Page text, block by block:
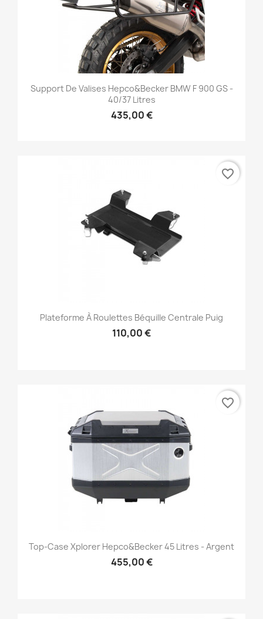
Support De Valises Hepco&Becker BMW F 900 GS -
40/37 Litres
435,00 €
Plateforme À Roulettes Béquille Centrale Puig
110,00 €
favorite_border
Top-Case Xplorer Hepco&Becker 45 Litres - Argent
455,00 €
favorite_border